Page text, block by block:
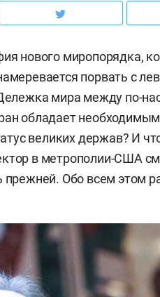
нового миропорядка,
порвать с
мира между по-
обладает
великих держав? И
в метрополии-США
прежней. Обо всем этом